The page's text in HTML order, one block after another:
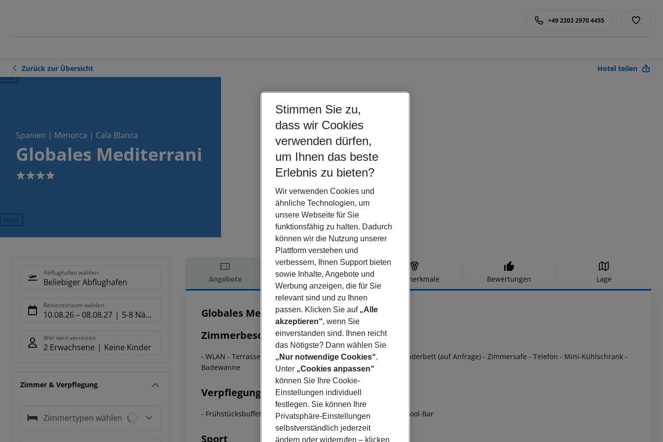
+49 2203 2970 4455
Zurück zur Übersicht Hotel teilen
Spanien | Menorca | Cala Blanca
Globales Mediterrani
4
Next
Abflughafen wählen
Beliebiger Abflughafen
Reisezeitraum wählen
10.08.26– 08.08.27 5-8 Nächte
Wer wird verreisen
2 Erwachsene Keine Kinder
Zimmer & Verpflegung
Zimmertypen wählen
Angebote Hotelbeschreibung Hotelmerkmale Bewertungen Lage
Hotelbeschreibung
Globales Mediterrani
4
Zimmerbeschreibung
- WLAN - Terrasse - Handtuchwechsel - Zustellbett - WLAN - Kinderbett (auf Anfrage) - Zimmersafe - Telefon - Mini-Kühlschrank -
Badewanne
Verpflegung
- Frühstücksbuffet - Abendbuffet - Mittagsbuffet - Lobby Bar - Pool-Bar
Sport
Stimmen Sie zu,
dass wir Cookies
verwenden dürfen,
um Ihnen das beste
Erlebnis zu bieten?
Wir verwenden Cookies und
ähnliche Technologien, um
unsere Webseite für Sie
funktionsfähig zu halten. Dadurch
können wir die Nutzung unserer
Plattform verstehen und
verbessern, Ihnen Support bieten
sowie Inhalte, Angebote und
Werbung anzeigen, die für Sie
relevant sind und zu Ihnen
passen. Klicken Sie auf „Alle
akzeptieren“, wenn Sie
einverstanden sind. Ihnen reicht
das Nötigste? Dann wählen Sie
„Nur notwendige Cookies“.
Unter „Cookies anpassen“
können Sie Ihre Cookie-
Einstellungen individuell
festlegen. Sie können Ihre
Privatsphäre-Einstellungen
selbstverständlich jederzeit
ändern oder widerrufen – klicken